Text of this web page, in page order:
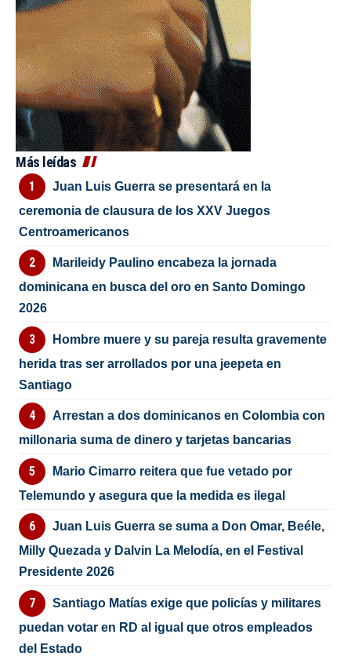
Más leídas
Juan Luis Guerra se presentará en la
ceremonia de clausura de los XXV Juegos
Centroamericanos
Marileidy Paulino encabeza la jornada
dominicana en busca del oro en Santo Domingo
2026
Hombre muere y su pareja resulta gravemente
herida tras ser arrollados por una jeepeta en
Santiago
Arrestan a dos dominicanos en Colombia con
millonaria suma de dinero y tarjetas bancarias
Mario Cimarro reitera que fue vetado por
Telemundo y asegura que la medida es ilegal
Juan Luis Guerra se suma a Don Omar, Beéle,
Milly Quezada y Dalvin La Melodía, en el Festival
Presidente 2026
Santiago Matías exige que policías y militares
puedan votar en RD al igual que otros empleados
del Estado